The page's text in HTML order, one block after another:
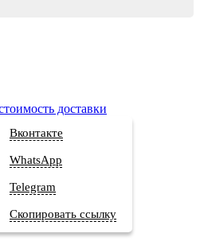
доставки
Вконтакте
WhatsApp
Telegram
Скопировать ссылку